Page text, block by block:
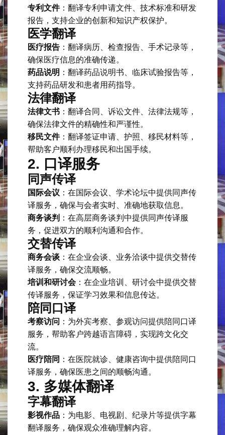
专利文件：翻译专利申请文件、技术标准和研发
报告，支持企业的创新和知识产权保护。
医学翻译
医疗报告 ：翻译病历、检查报告、手术记录等，
确保医疗信息的准确传递。
药品说明 ：翻译药品说明书、临床试验报告等，
支持药品研发和患者用药指导。
法律翻译
法律文书 ：翻译合同、诉讼文件、法律法规等，
确保法律文件的精确性和严谨性。
移民文件：翻译签证申请、护照、移民材料等，
帮助客户顺利办理移民和出国手续。
2. 口译服务
同声传译
国际会议 ：在国际会议、学术论坛中提供同声传
译服务，确保与会者实时、准确地获取信息。
商务谈判 ：在高层商务谈判中提供同声传译服
务，促进双方的顺利沟通和合作。
交替传译
商务会谈 ：在企业会谈、业务洽谈中提供交替传
译服务，确保交流顺畅。
培训和研讨会：在企业培训、研讨会中提供交替
传译服务，保证学习效果和信息传达。
陪同口译
考察访问 ：为外宾考察、参观访问提供陪同口译
服务，帮助客户跨越语言障碍，实现跨文化交
流。
医疗陪同 ：在医院就诊、健康咨询中提供陪同口
译服务，确保医患之间的顺畅沟通。
3. 多媒体翻译
字幕翻译
影视作品 ：为电影、电视剧、纪录片等提供字幕
翻译服务，确保观众准确理解内容。